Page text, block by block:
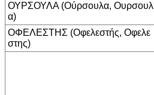
ΟΥΡΣΟΥΛΑ (Ούρσουλα, Ουρσουλ
α)
ΟΦΕΛΕΣΤΗΣ (Οφελεστής, Οφελε
στης)